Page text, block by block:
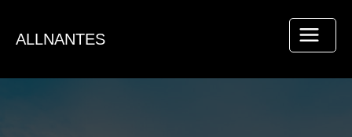
contenu
ALLNANTES